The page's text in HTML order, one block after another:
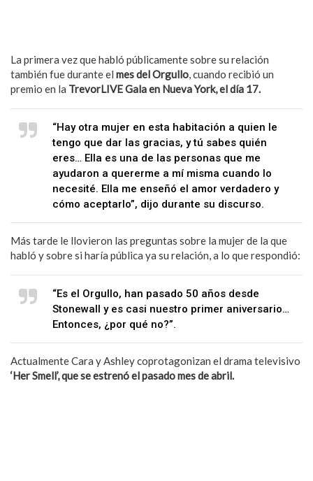
La primera vez que habló públicamente sobre su relación
también fue durante el mes del Orgullo, cuando recibió un
premio en la TrevorLIVE Gala en Nueva York, el día 17.
“Hay otra mujer en esta habitación a quien le
tengo que dar las gracias, y tú sabes quién
eres… Ella es una de las personas que me
ayudaron a quererme a mí misma cuando lo
necesité. Ella me enseñó el amor verdadero y
cómo aceptarlo”, dijo durante su discurso.
Más tarde le llovieron las preguntas sobre la mujer de la que
habló y sobre si haría pública ya su relación, a lo que respondió:
“Es el Orgullo, han pasado 50 años desde
Stonewall y es casi nuestro primer aniversario…
Entonces, ¿por qué no?”.
Actualmente Cara y Ashley coprotagonizan el drama televisivo
‘Her Smell’, que se estrenó el pasado mes de abril.